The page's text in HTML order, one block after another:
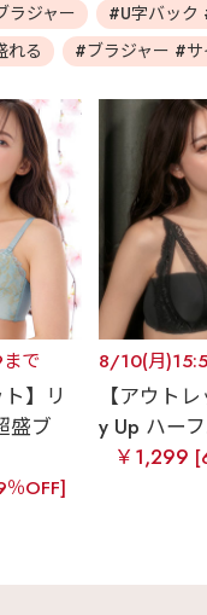
ラジャー
#U字バック
れる
#ブラジャー #サ
で
ト】リ
盛ブ
OFF]
8/10(月
【アウト
y Up ハー
￥1,299